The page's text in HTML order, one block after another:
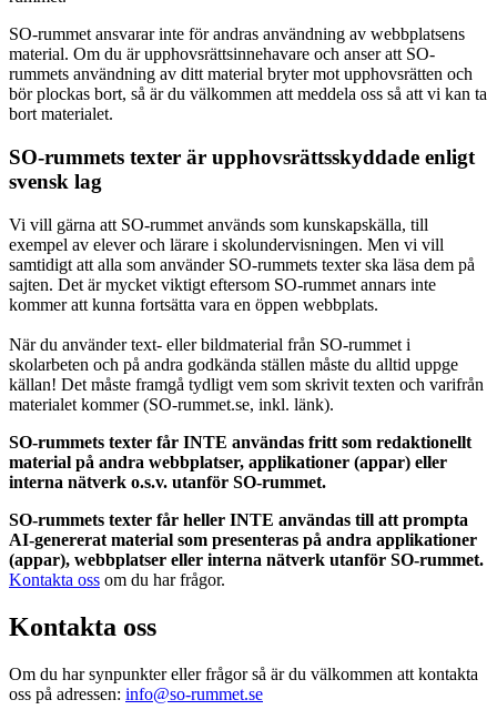
SO-rummet ansvarar inte för andras användning av webbplatsens
material. Om du är upphovsrättsinnehavare och anser att SO-
rummets användning av ditt material bryter mot upphovsrätten och
bör plockas bort, så är du välkommen att meddela oss så att vi kan ta
bort materialet.
SO-rummets texter är upphovsrättsskyddade enligt
svensk lag
Vi vill gärna att SO-rummet används som kunskapskälla, till
exempel av elever och lärare i skolundervisningen. Men vi vill
samtidigt att alla som använder SO-rummets texter ska läsa dem på
sajten. Det är mycket viktigt eftersom SO-rummet annars inte
kommer att kunna fortsätta vara en öppen webbplats.
När du använder text- eller bildmaterial från SO-rummet i
skolarbeten och på andra godkända ställen måste du alltid uppge
källan! Det måste framgå tydligt vem som skrivit texten och varifrån
materialet kommer (SO-rummet.se, inkl. länk).
SO-rummets texter får INTE användas fritt som redaktionellt
material på andra webbplatser, applikationer (appar) eller
interna nätverk o.s.v. utanför SO-rummet.
SO-rummets texter får heller INTE användas till att prompta
AI-genererat material som presenteras på andra applikationer
(appar), webbplatser eller interna nätverk utanför SO-rummet.
Kontakta oss om du har frågor.
Kontakta oss
Om du har synpunkter eller frågor så är du välkommen att kontakta
oss på adressen: info@so-rummet.se